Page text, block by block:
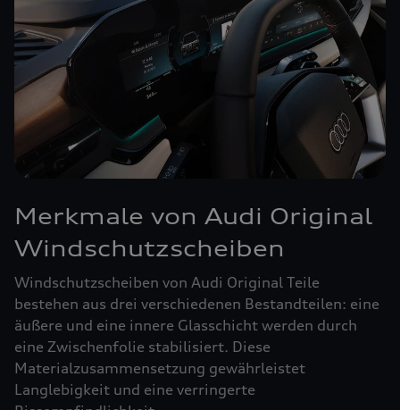
Merkmale von Audi Original
Windschutzscheiben
Windschutzscheiben von Audi Original Teile
bestehen aus drei verschiedenen Bestandteilen: eine
äußere und eine innere Glasschicht werden durch
eine Zwischenfolie stabilisiert. Diese
Materialzusammensetzung gewährleistet
Langlebigkeit und eine verringerte